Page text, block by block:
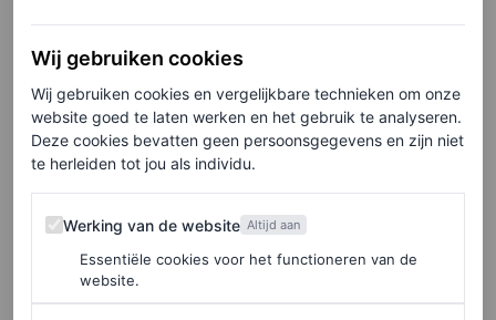
Wat was het thema van het
Met Gala 2024?
De tentoonstelling van 2024 was getiteldSleeping
Beauties: Reawakening Fashion. De tentoonstelling was
opgebouwd rond ongeveer vijftig historische stukken die
te fragiel zijn om ooit nog gedragen te worden. Deze
Wij gebruiken cookies
Wij gebruiken cookies en vergelijkbare technieken om onze
website goed te laten werken en het gebruik te analyseren.
Deze cookies bevatten geen persoonsgegevens en zijn niet
te herleiden tot jou als individu.
Werking van de website
Werking van de website Altijd aan
Essentiële cookies voor het functioneren van de
website.